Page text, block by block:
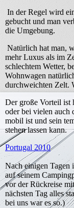
In der Regel wird
gebucht und man
die Umgebung.
Natürlich hat man,
mehr Luxus als im
schlechtem Wetter,
Wohnwagen
durchweichten Zelt.
Der große Vorteil ist
oder bei vielen auch
mobil ist und sein
stehen lassen kann.
Portugal 2010
Nach einigen Tagen
auf seinem
vor der Rückreise
nächsten Tag alles
bei uns war es so.)